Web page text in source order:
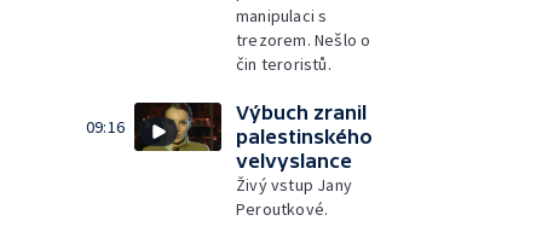
manipulaci s
trezorem. Nešlo o
čin teroristů.
09:16
Výbuch zranil
palestinského
velvyslance
Živý vstup Jany
Peroutkové.